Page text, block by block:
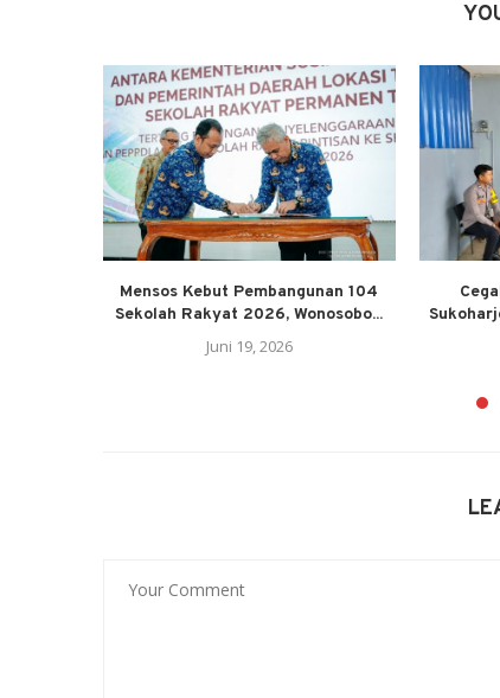
Mensos Kebut Pembangunan 104
Sekolah Rakyat 2026, Wonosobo...
Juni 19, 2026